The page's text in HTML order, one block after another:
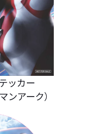
ッカー
ンアーク）